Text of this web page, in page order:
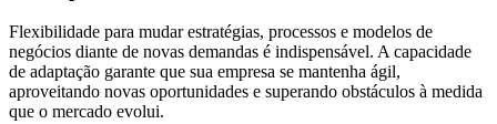
Flexibilidade para mudar estratégias, processos e modelos de
negócios diante de novas demandas é indispensável. A capacidade
de adaptação garante que sua empresa se mantenha ágil,
aproveitando novas oportunidades e superando obstáculos à medida
que o mercado evolui.